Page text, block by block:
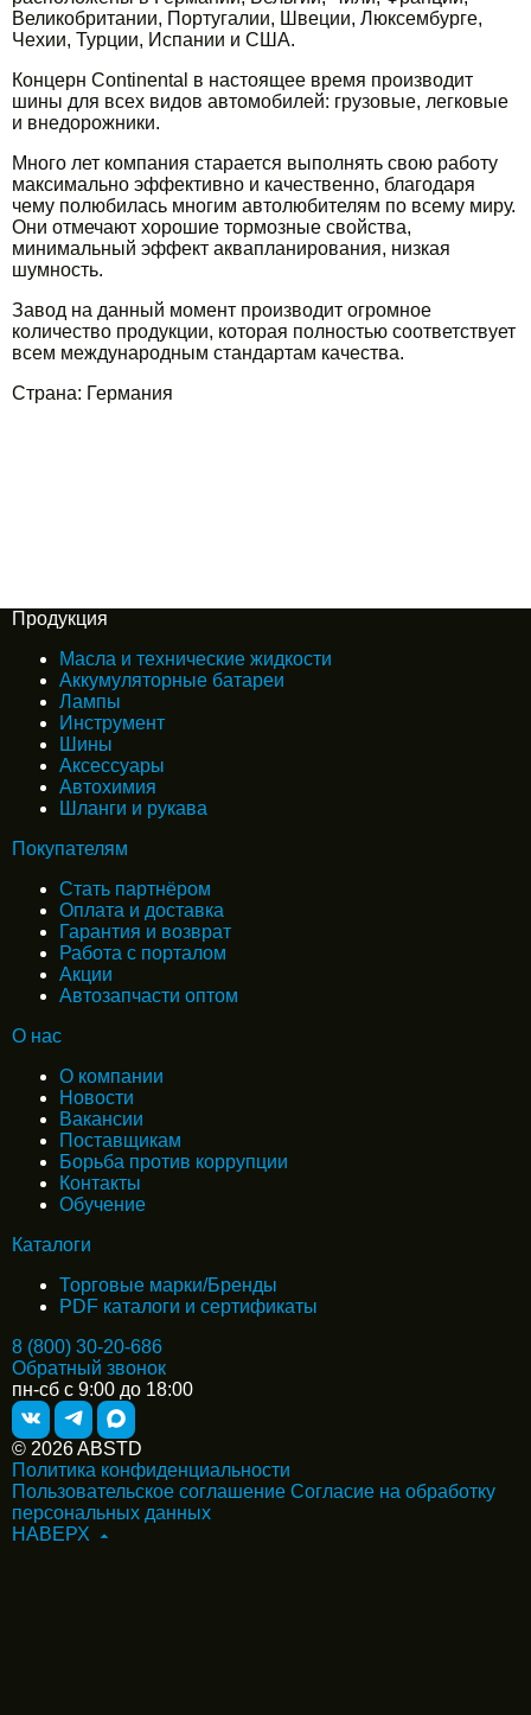
Великобритании, Португалии, Швеции, Люксембурге,
Чехии, Турции, Испании и США.
Концерн Continental в настоящее время производит
шины для всех видов автомобилей: грузовые, легковые
и внедорожники.
Много лет компания старается выполнять свою работу
максимально эффективно и качественно, благодаря
чему полюбилась многим автолюбителям по всему миру.
Они отмечают хорошие тормозные свойства,
минимальный эффект аквапланирования, низкая
шумность.
Завод на данный момент производит огромное
количество продукции, которая полностью соответствует
всем международным стандартам качества.
Страна: Германия
Продукция
Масла и технические жидкости
Аккумуляторные батареи
Лампы
Инструмент
Шины
Аксессуары
Автохимия
Шланги и рукава
Покупателям
Стать партнёром
Оплата и доставка
Гарантия и возврат
Работа с порталом
Акции
Автозапчасти оптом
О нас
О компании
Новости
Вакансии
Поставщикам
Борьба против коррупции
Контакты
Обучение
Каталоги
Торговые марки/Бренды
PDF каталоги и сертификаты
8 (800) 30-20-686
Обратный звонок
пн-сб с 9:00 до 18:00
© 2026 ABSTD
Политика конфиденциальности
Пользовательское соглашение Согласие на обработку
персональных данных
НАВЕРХ